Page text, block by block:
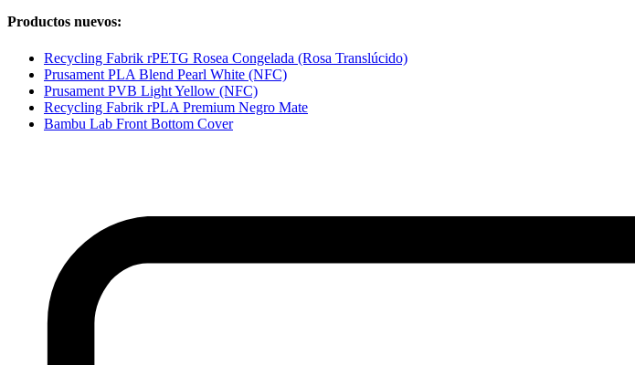
Productos nuevos:
Recycling Fabrik rPETG Rosea Congelada (Rosa Translúcido)
Prusament PLA Blend Pearl White (NFC)
Prusament PVB Light Yellow (NFC)
Recycling Fabrik rPLA Premium Negro Mate
Bambu Lab Front Bottom Cover